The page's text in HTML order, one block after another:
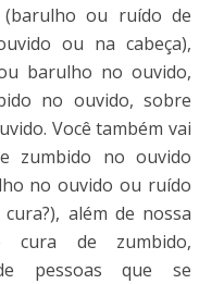
ou ruído de
ou na cabeça),
barulho no ouvido,
no ouvido, sobre
Você também vai
zumbido no ouvido
no ouvido ou ruído
além de nossa
cura de zumbido,
pessoas que se